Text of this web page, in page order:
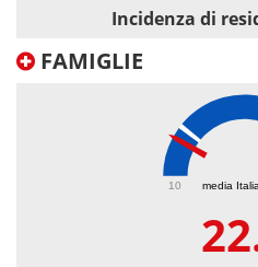
Incidenza di
FAMIGLIE
media
10